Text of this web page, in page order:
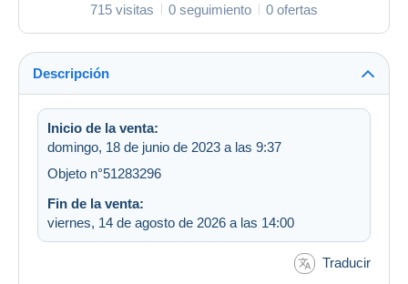
715 visitas 0 seguimiento 0 ofertas
Descripción
Inicio de la venta:
domingo, 18 de junio de 2023 a las 9:37
Objeto n°51283296
Fin de la venta:
viernes, 14 de agosto de 2026 a las 14:00
Traducir